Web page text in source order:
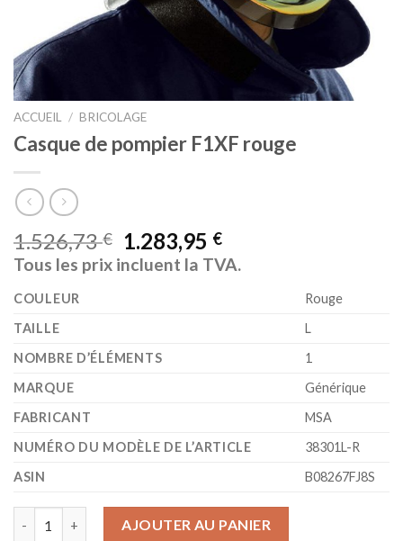
ACCUEIL / BRICOLAGE
Casque de pompier F1XF rouge
1.526,73€ 1.283,95 €
Tous les prix incluent la TVA.
COULEUR
‎Rouge
TAILLE
‎L
NOMBRE D’ÉLÉMENTS
‎1
MARQUE
‎Générique
FABRICANT
‎MSA
NUMÉRO DU MODÈLE DE L’ARTICLE
‎38301L-R
ASIN
‎B08267FJ8S
quantité de Casque de pompier F1XF rouge
AJOUTER AU PANIER